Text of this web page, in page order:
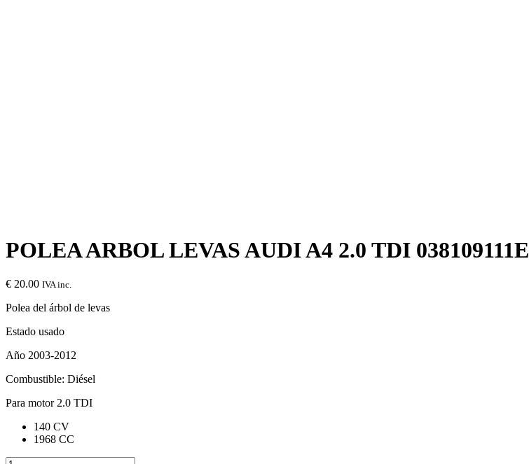
POLEA ARBOL LEVAS AUDI A4 2.0 TDI 038109111E
€ 20.00 IVA inc.
Polea del árbol de levas
Estado usado
Año 2003-2012
Combustible: Diésel
Para motor 2.0 TDI
140 CV
1968 CC